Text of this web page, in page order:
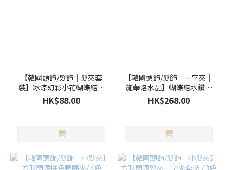
【韓國頭飾/髮飾｜髮夾套
裝】冰涼幻彩小花蝴蝶結對
夾／三色
HK$88.00
【韓國頭飾/髮飾｜一字夾｜
施華洛水晶】蝴蝶結水鑽一
字夾 / 5色
HK$268.00